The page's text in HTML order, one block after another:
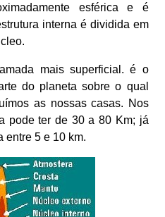
esférica e é
interna é dividida em
mais superficial. é o
do planeta sobre o qual
as nossas casas. Nos
pode ter de 30 a 80 Km; já
entre 5 e 10 km.